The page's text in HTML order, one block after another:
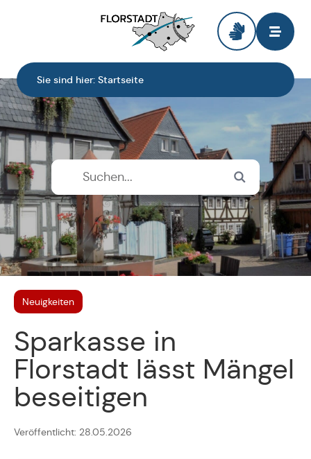
Sie sind hier: Startseite
Neuigkeiten
Sparkasse in
Florstadt lässt Mängel
beseitigen
Veröffentlicht: 28.05.2026